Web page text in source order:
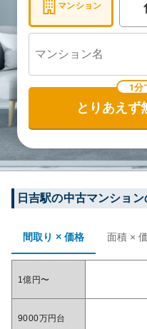
マンション
1分
とりあえず
日吉駅の中古マンショ
間取り × 価格 面積 ×
1億円〜
9000万円台